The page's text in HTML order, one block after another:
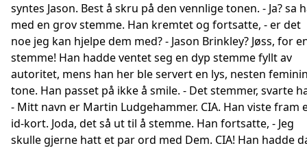
syntes Jason. Best å skru på den vennlige tonen. - Ja? sa
med en grov stemme. Han kremtet og fortsatte, - er det
noe jeg kan hjelpe dem med? - Jason Brinkley? Jøss, for
stemme! Han hadde ventet seg en dyp stemme fyllt av
autoritet, mens han her ble servert en lys, nesten
tone. Han passet på ikke å smile. - Det stemmer, svarte
- Mitt navn er Martin Ludgehammer. CIA. Han viste fram
id-kort. Joda, det så ut til å stemme. Han fortsatte, - Jeg
skulle gjerne hatt et par ord med Dem. CIA! Han hadde